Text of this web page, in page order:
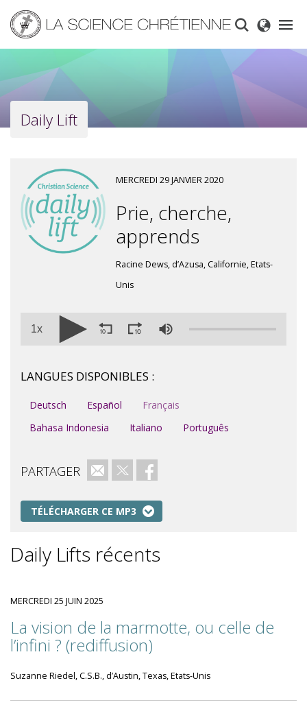
main
content
Daily Lift
MERCREDI 29 JANVIER 2020
Prie, cherche,
apprends
Racine Dews, d’Azusa, Californie, Etats-
Unis
1x
LANGUES DISPONIBLES :
Deutsch Español
Français
Bahasa Indonesia
Italiano Português
PARTAGER e-mailTwitterFacebook
TÉLÉCHARGER CE MP3
Daily Lifts récents
MERCREDI 25 JUIN 2025
La vision de la marmotte, ou celle de
l’infini ? (rediffusion)
Suzanne Riedel, C.S.B., d’Austin, Texas, Etats-Unis